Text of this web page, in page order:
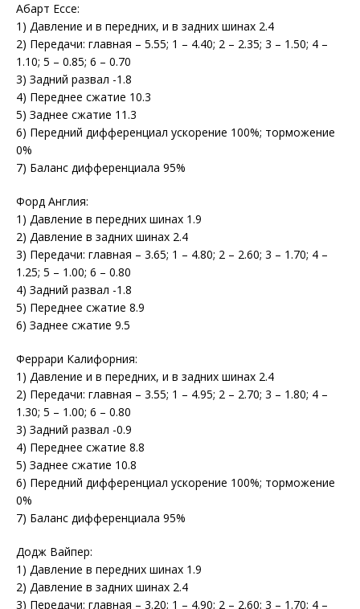
Абарт Ессе:
1) Давление и в передних, и в задних шинах 2.4
2) Передачи: главная – 5.55; 1 – 4.40; 2 – 2.35; 3 – 1.50; 4 –
1.10; 5 – 0.85; 6 – 0.70
3) Задний развал -1.8
4) Переднее сжатие 10.3
5) Заднее сжатие 11.3
6) Передний дифференциал ускорение 100%; торможение
0%
7) Баланс дифференциала 95%
Форд Англия:
1) Давление в передних шинах 1.9
2) Давление в задних шинах 2.4
3) Передачи: главная – 3.65; 1 – 4.80; 2 – 2.60; 3 – 1.70; 4 –
1.25; 5 – 1.00; 6 – 0.80
4) Задний развал -1.8
5) Переднее сжатие 8.9
6) Заднее сжатие 9.5
Феррари Калифорния:
1) Давление и в передних, и в задних шинах 2.4
2) Передачи: главная – 3.55; 1 – 4.95; 2 – 2.70; 3 – 1.80; 4 –
1.30; 5 – 1.00; 6 – 0.80
3) Задний развал -0.9
4) Переднее сжатие 8.8
5) Заднее сжатие 10.8
6) Передний дифференциал ускорение 100%; торможение
0%
7) Баланс дифференциала 95%
Додж Вайпер:
1) Давление в передних шинах 1.9
2) Давление в задних шинах 2.4
3) Передачи: главная – 3.20; 1 – 4.90; 2 – 2.60; 3 – 1.70; 4 –